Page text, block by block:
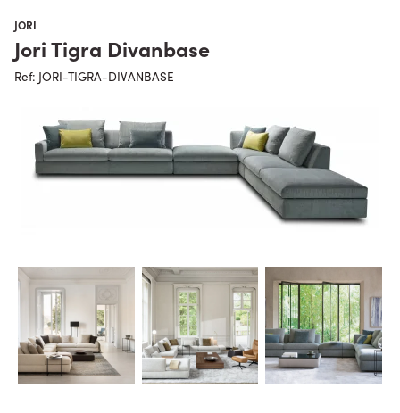
JORI
Jori Tigra Divanbase
Ref: JORI-TIGRA-DIVANBASE